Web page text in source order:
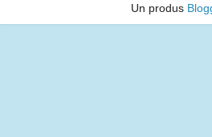
Un produs